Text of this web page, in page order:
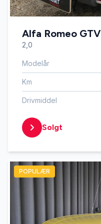
Alfa Romeo GTV
2,0
Modelår
Km
Drivmiddel
Solgt
POPULÆR